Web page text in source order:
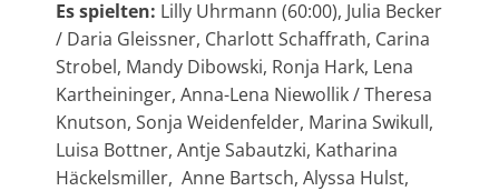
Es spielten: Lilly Uhrmann (60:00), Julia Becker
/ Daria Gleissner, Charlott Schaffrath, Carina
Strobel, Mandy Dibowski, Ronja Hark, Lena
Kartheininger, Anna-Lena Niewollik / Theresa
Knutson, Sonja Weidenfelder, Marina Swikull,
Luisa Bottner, Antje Sabautzki, Katharina
Häckelsmiller, Anne Bartsch, Alyssa Hulst,